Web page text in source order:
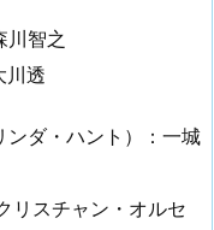
川智之
川透
ンダ・ハント）：一城
リスチャン・オルセ